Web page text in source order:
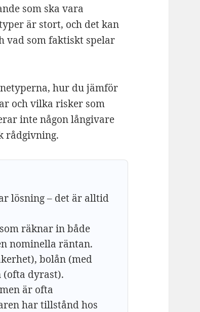
som ska vara
är stort, och det kan
vad som faktiskt spelar
hur du jämför
och vilka risker som
inte någon långivare
rådgivning.
lösning – det är alltid
räknar in både
nominella räntan.
bolån (med
(ofta dyrast).
är ofta
har tillstånd hos